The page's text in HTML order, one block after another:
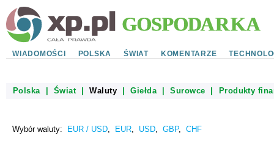
WIADOMOŚCI POLSKA ŚWIAT KOMENTARZE
Polska| Świat|Waluty |Giełda|Surowce Produkty
Wybór waluty: EUR / USD, EUR, USD, GBP, CHF